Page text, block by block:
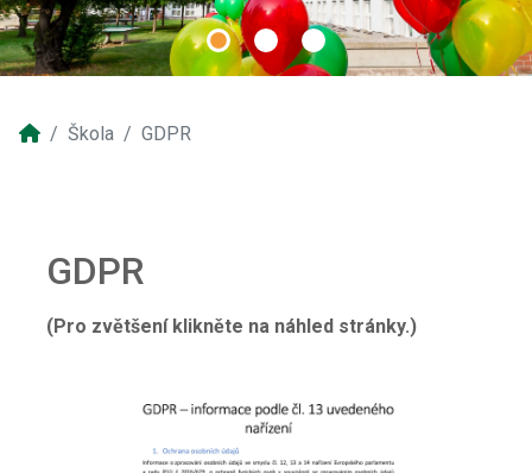
Škola GDPR
GDPR
(Pro zvětšení klikněte na náhled stránky.)